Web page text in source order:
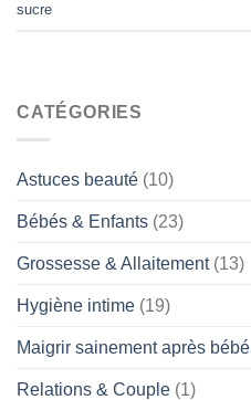
sucre
CATÉGORIES
Astuces beauté (10)
Bébés & Enfants (23)
Grossesse & Allaitement(13)
Hygiène intime (19)
Maigrir sainement après bébé
Relations & Couple (1)